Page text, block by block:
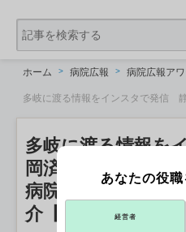
ホーム 病院広報 病院広報ア
多岐に渡る情報をインスタで発信
多岐に渡る情報を
岡済生会総合病院
病院広報アワード
介【SNS部門】
あなたの役
経営者